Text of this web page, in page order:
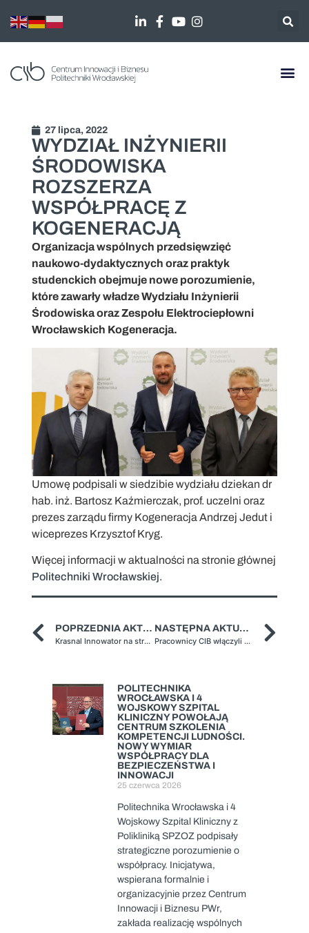
27 lipca, 2022
WYDZIAŁ INŻYNIERII
ŚRODOWISKA
ROZSZERZA
WSPÓŁPRACĘ Z
KOGENERACJĄ
Organizacja wspólnych przedsięwzięć
naukowo-dydaktycznych oraz praktyk
studenckich obejmuje nowe porozumienie,
które zawarły władze Wydziału Inżynierii
Środowiska oraz Zespołu Elektrociepłowni
Wrocławskich Kogeneracja.
Umowę podpisali w siedzibie wydziału dziekan dr
hab. inż. Bartosz Kaźmierczak, prof. uczelni oraz
prezes zarządu firmy Kogeneracja Andrzej Jedut i
wiceprezes Krzysztof Kryg.
Więcej informacji w aktualności na stronie głównej
Politechniki Wrocławskiej.
POPRZEDNIA AKTUALNOŚĆ
Krasnal Innowator na straży współpracy Politechniki Wrocławskiej z Biznesem
NASTĘPNA AKTUALNOŚĆ
Pracownicy CIB włączyli się w akcję charytatywna na rzecz dzieci z Ukrainy
POLITECHNIKA
WROCŁAWSKA I 4
WOJSKOWY SZPITAL
KLINICZNY POWOŁAJĄ
CENTRUM SZKOLENIA
KOMPETENCJI LUDNOŚCI.
NOWY WYMIAR
WSPÓŁPRACY DLA
BEZPIECZEŃSTWA I
INNOWACJI
25 czerwca 2026
Politechnika Wrocławska i 4
Wojskowy Szpital Kliniczny z
Polikliniką SPZOZ podpisały
strategiczne porozumienie o
współpracy. Inicjatywa,
wspierana formalnie i
organizacyjnie przez Centrum
Innowacji i Biznesu PWr,
zakłada realizację wspólnych